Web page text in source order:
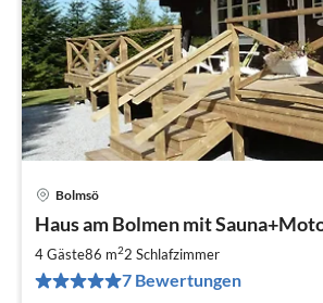
Bolmsö
Haus am Bolmen mit
4 Gäste86 m22 Schlafzimmer
7 Bewertungen